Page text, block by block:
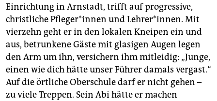
Einrichtung in Arnstadt, trifft auf progressive,
christliche Pfleger*innen und Lehrer*innen. Mit
vierzehn geht er in den lokalen Kneipen ein und
aus, betrunkene Gäste mit glasigen Augen legen
den Arm um ihn, versichern ihm mitleidig: „Junge,
einen wie dich hätte unser Führer damals vergast.“
Auf die örtliche Oberschule darf er nicht gehen –
zu viele Treppen. Sein Abi hätte er machen